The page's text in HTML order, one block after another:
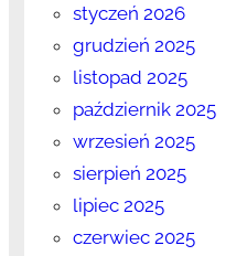
styczeń 2026
grudzień 2025
listopad 2025
październik 2025
wrzesień 2025
sierpień 2025
lipiec 2025
czerwiec 2025